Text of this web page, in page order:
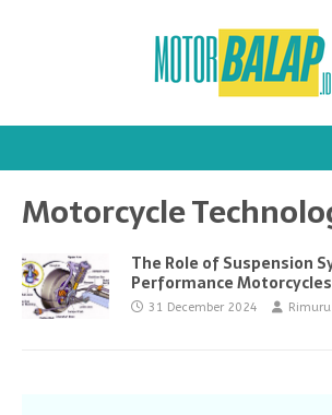
Motorcycle
The Role of Suspension
Performance Motorcycles
31 December 2024 Rimuru